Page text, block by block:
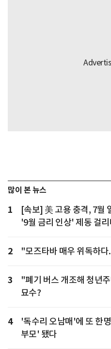
많이 본 뉴스
1
[속보] 美 고용 충격, 7월
'9월 금리 인상' 제동 걸
2 "모즈타바 매우 위독하
3
"폐기 버스 개조해 청년
묘수?
4
'독수리 오남매'에 또 한
부모' 됐다